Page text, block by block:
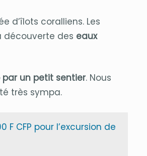
d’îlots coralliens. Les
découverte des eaux
par un petit sentier. Nous
très sympa.
CFP pour l’excursion de